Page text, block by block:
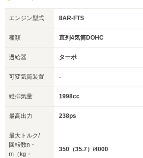
エンジン型式 8AR-FTS
種類 直列4気筒DOHC
過給器 ターボ
可変気筒装置 -
総排気量 1998cc
最高出力 238ps
最大トルク/
回転数n・
m（kg・
350（35.7）/4000